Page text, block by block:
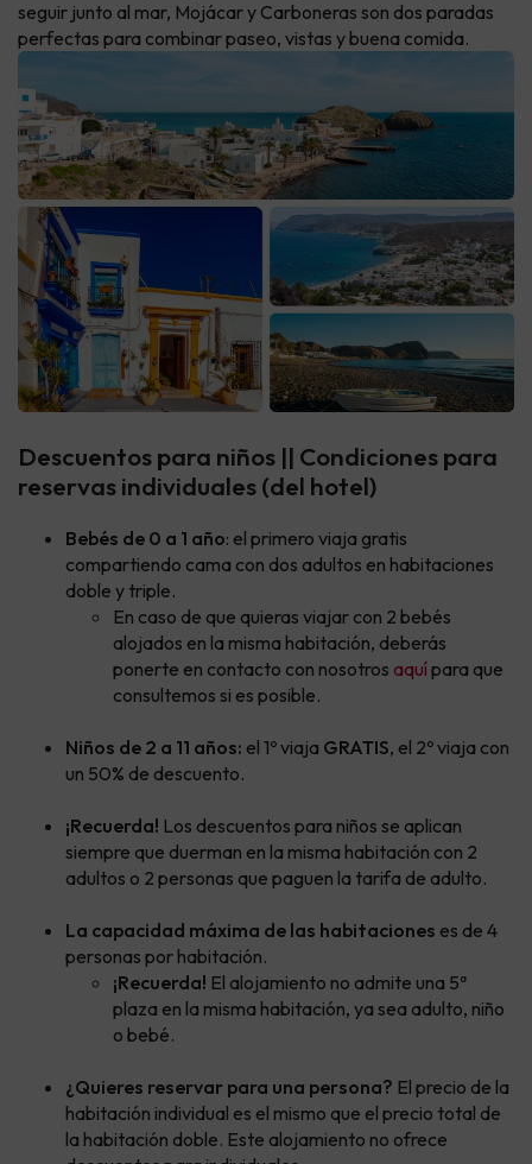
seguir junto al mar, Mojácar y Carboneras son dos paradas
perfectas para combinar paseo, vistas y buena comida.
Descuentos para niños || Condiciones para
reservas individuales (del hotel)
Bebés de 0 a 1 año: el primero viaja gratis
compartiendo cama con dos adultos en habitaciones
doble y triple.
En caso de que quieras viajar con 2 bebés
alojados en la misma habitación, deberás
ponerte en contacto con nosotros aquípara que
consultemos si es posible.
Niños de 2 a 11 años: el 1º viaja GRATIS, el 2º viaja con
un 50% de descuento.
¡Recuerda! Los descuentos para niños se aplican
siempre que duerman en la misma habitación con 2
adultos o 2 personas que paguen la tarifa de adulto.
La capacidad máxima de las habitaciones es de 4
personas por habitación.
¡Recuerda! El alojamiento no admite una 5ª
plaza en la misma habitación, ya sea adulto, niño
o bebé.
¿Quieres reservar para una persona? El precio de la
habitación individual es el mismo que el precio total de
la habitación doble. Este alojamiento no ofrece